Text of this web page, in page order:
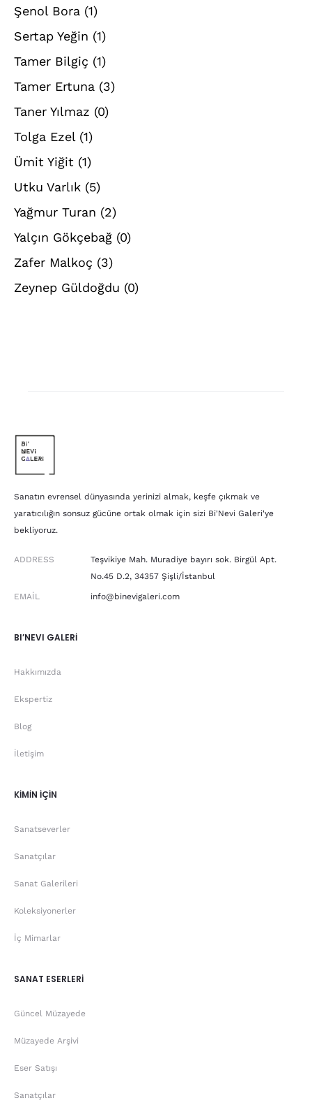
Şenol Bora (1)
Sertap Yeğin (1)
Tamer Bilgiç (1)
Tamer Ertuna (3)
Taner Yılmaz (0)
Tolga Ezel (1)
Ümit Yiğit (1)
Utku Varlık (5)
Yağmur Turan (2)
Yalçın Gökçebağ (0)
Zafer Malkoç (3)
Zeynep Güldoğdu (0)
Sanatın evrensel dünyasında yerinizi almak, keşfe çıkmak ve
yaratıcılığın sonsuz gücüne ortak olmak için sizi Bi'Nevi Galeri'ye
bekliyoruz.
ADDRESS
Teşvikiye Mah. Muradiye bayırı sok. Birgül Apt.
No.45 D.2, 34357 Şişli/İstanbul
EMAIL info@binevigaleri.com
BI’NEVI GALERİ
Hakkımızda
Ekspertiz
Blog
İletişim
KİMİN İÇİN
Sanatseverler
Sanatçılar
Sanat Galerileri
Koleksiyonerler
İç Mimarlar
SANAT ESERLERİ
Güncel Müzayede
Müzayede Arşivi
Eser Satışı
Sanatçılar